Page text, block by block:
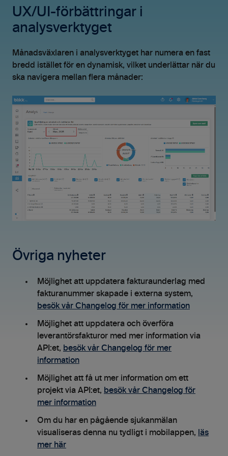
UX/UI-förbättringar i
analysverktyget
Månadsväxlaren i analysverktyget har numera en fast
bredd istället för en dynamisk, vilket underlättar när du
ska navigera mellan flera månader:
Övriga nyheter
Möjlighet att uppdatera fakturaunderlag med
fakturanummer skapade i externa system,
besök vår Changelog för mer information
Möjlighet att uppdatera och överföra
leverantörsfakturor med mer information via
API:et, besök vår Changelog för mer
information
Möjlighet att få ut mer information om ett
projekt via API:et, besök vår Changelog för
mer information
Om du har en pågående sjukanmälan
visualiseras denna nu tydligt i mobilappen, läs
mer här